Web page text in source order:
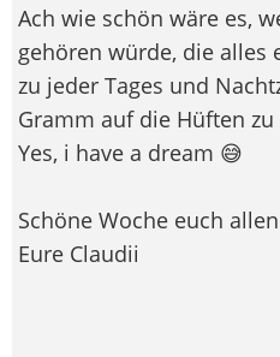
Ach wie schön wäre es,
gehören würde, die alles
zu jeder Tages und
Gramm auf die Hüften
Yes, i have a dream 😅
Schöne Woche euch allen
Eure Claudii